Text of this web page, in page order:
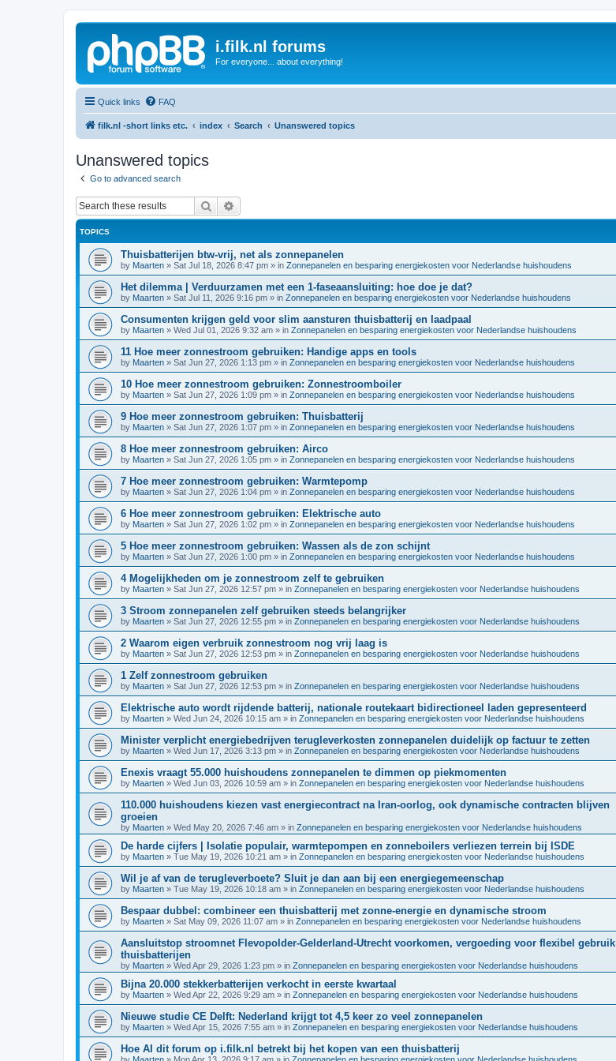
i.filk.nl forums
For everyone... about everything!
Quick links FAQ
filk.nl -short links etc. index Search Unanswered topics
Unanswered topics
Go to advanced search
Search
TOPICS
Thuisbatterijen btw-vrij, net als zonnepanelen
by Maarten » Sat Jul 18, 2026 8:47 pm » in Zonnepanelen en besparing energiekosten voor Nederlandse huishoudens
Het dilemma | Verduurzamen met een 1-faseaansluiting: hoe doe je dat?
by Maarten » Sat Jul 11, 2026 9:16 pm » in Zonnepanelen en besparing energiekosten voor Nederlandse huishoudens
Consumenten krijgen geld voor slim aansturen thuisbatterij en laadpaal
by Maarten » Wed Jul 01, 2026 9:32 am » in Zonnepanelen en besparing energiekosten voor Nederlandse huishoudens
11 Hoe meer zonnestroom gebruiken: Handige apps en tools
by Maarten » Sat Jun 27, 2026 1:13 pm » in Zonnepanelen en besparing energiekosten voor Nederlandse huishoudens
10 Hoe meer zonnestroom gebruiken: Zonnestroomboiler
by Maarten » Sat Jun 27, 2026 1:09 pm » in Zonnepanelen en besparing energiekosten voor Nederlandse huishoudens
9 Hoe meer zonnestroom gebruiken: Thuisbatterij
by Maarten » Sat Jun 27, 2026 1:07 pm » in Zonnepanelen en besparing energiekosten voor Nederlandse huishoudens
8 Hoe meer zonnestroom gebruiken: Airco
by Maarten » Sat Jun 27, 2026 1:05 pm » in Zonnepanelen en besparing energiekosten voor Nederlandse huishoudens
7 Hoe meer zonnestroom gebruiken: Warmtepomp
by Maarten » Sat Jun 27, 2026 1:04 pm » in Zonnepanelen en besparing energiekosten voor Nederlandse huishoudens
6 Hoe meer zonnestroom gebruiken: Elektrische auto
by Maarten » Sat Jun 27, 2026 1:02 pm » in Zonnepanelen en besparing energiekosten voor Nederlandse huishoudens
5 Hoe meer zonnestroom gebruiken: Wassen als de zon schijnt
by Maarten » Sat Jun 27, 2026 1:00 pm » in Zonnepanelen en besparing energiekosten voor Nederlandse huishoudens
4 Mogelijkheden om je zonnestroom zelf te gebruiken
by Maarten » Sat Jun 27, 2026 12:57 pm » in Zonnepanelen en besparing energiekosten voor Nederlandse huishoudens
3 Stroom zonnepanelen zelf gebruiken steeds belangrijker
by Maarten » Sat Jun 27, 2026 12:55 pm » in Zonnepanelen en besparing energiekosten voor Nederlandse huishoudens
2 Waarom eigen verbruik zonnestroom nog vrij laag is
by Maarten » Sat Jun 27, 2026 12:53 pm » in Zonnepanelen en besparing energiekosten voor Nederlandse huishoudens
1 Zelf zonnestroom gebruiken
by Maarten » Sat Jun 27, 2026 12:53 pm » in Zonnepanelen en besparing energiekosten voor Nederlandse huishoudens
Elektrische auto wordt rijdende batterij, nationale routekaart bidirectioneel laden gepresenteerd
by Maarten » Wed Jun 24, 2026 10:15 am » in Zonnepanelen en besparing energiekosten voor Nederlandse huishoudens
Minister verplicht energiebedrijven terugleverkosten zonnepanelen duidelijk op factuur te zetten
by Maarten » Wed Jun 17, 2026 3:13 pm » in Zonnepanelen en besparing energiekosten voor Nederlandse huishoudens
Enexis vraagt 55.000 huishoudens zonnepanelen te dimmen op piekmomenten
by Maarten » Wed Jun 03, 2026 10:59 am » in Zonnepanelen en besparing energiekosten voor Nederlandse huishoudens
110.000 huishoudens kiezen vast energiecontract na Iran-oorlog, ook dynamische contracten blijven
groeien
by Maarten » Wed May 20, 2026 7:46 am » in Zonnepanelen en besparing energiekosten voor Nederlandse huishoudens
De harde cijfers | Isolatie populair, warmtepompen en zonneboilers verliezen terrein bij ISDE
by Maarten » Tue May 19, 2026 10:21 am » in Zonnepanelen en besparing energiekosten voor Nederlandse huishoudens
Wil je af van de terugleverboete? Sluit je dan aan bij een energiegemeenschap
by Maarten » Tue May 19, 2026 10:18 am » in Zonnepanelen en besparing energiekosten voor Nederlandse huishoudens
Bespaar dubbel: combineer een thuisbatterij met zonne-energie en dynamische stroom
by Maarten » Sat May 09, 2026 11:07 am » in Zonnepanelen en besparing energiekosten voor Nederlandse huishoudens
Aansluitstop stroomnet Flevopolder-Gelderland-Utrecht voorkomen, vergoeding voor flexibel gebruik
thuisbatterijen
by Maarten » Wed Apr 29, 2026 1:23 pm » in Zonnepanelen en besparing energiekosten voor Nederlandse huishoudens
Bijna 20.000 stekkerbatterijen verkocht in eerste kwartaal
by Maarten » Wed Apr 22, 2026 9:29 am » in Zonnepanelen en besparing energiekosten voor Nederlandse huishoudens
Nieuwe studie CE Delft: Nederland krijgt tot 4,5 keer zo veel zonnepanelen
by Maarten » Wed Apr 15, 2026 7:55 am » in Zonnepanelen en besparing energiekosten voor Nederlandse huishoudens
Hoe AI dit forum op i.filk.nl betrekt bij het kopen van een thuisbatterij